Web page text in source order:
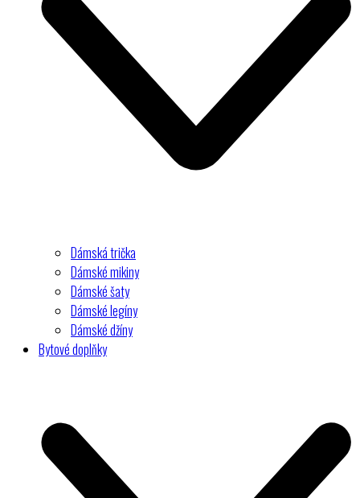
Dámská trička
Dámské mikiny
Dámské šaty
Dámské legíny
Dámské džíny
Bytové doplňky